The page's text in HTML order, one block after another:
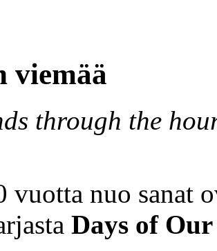
viemää
through the
vuotta nuo sanat
Days of